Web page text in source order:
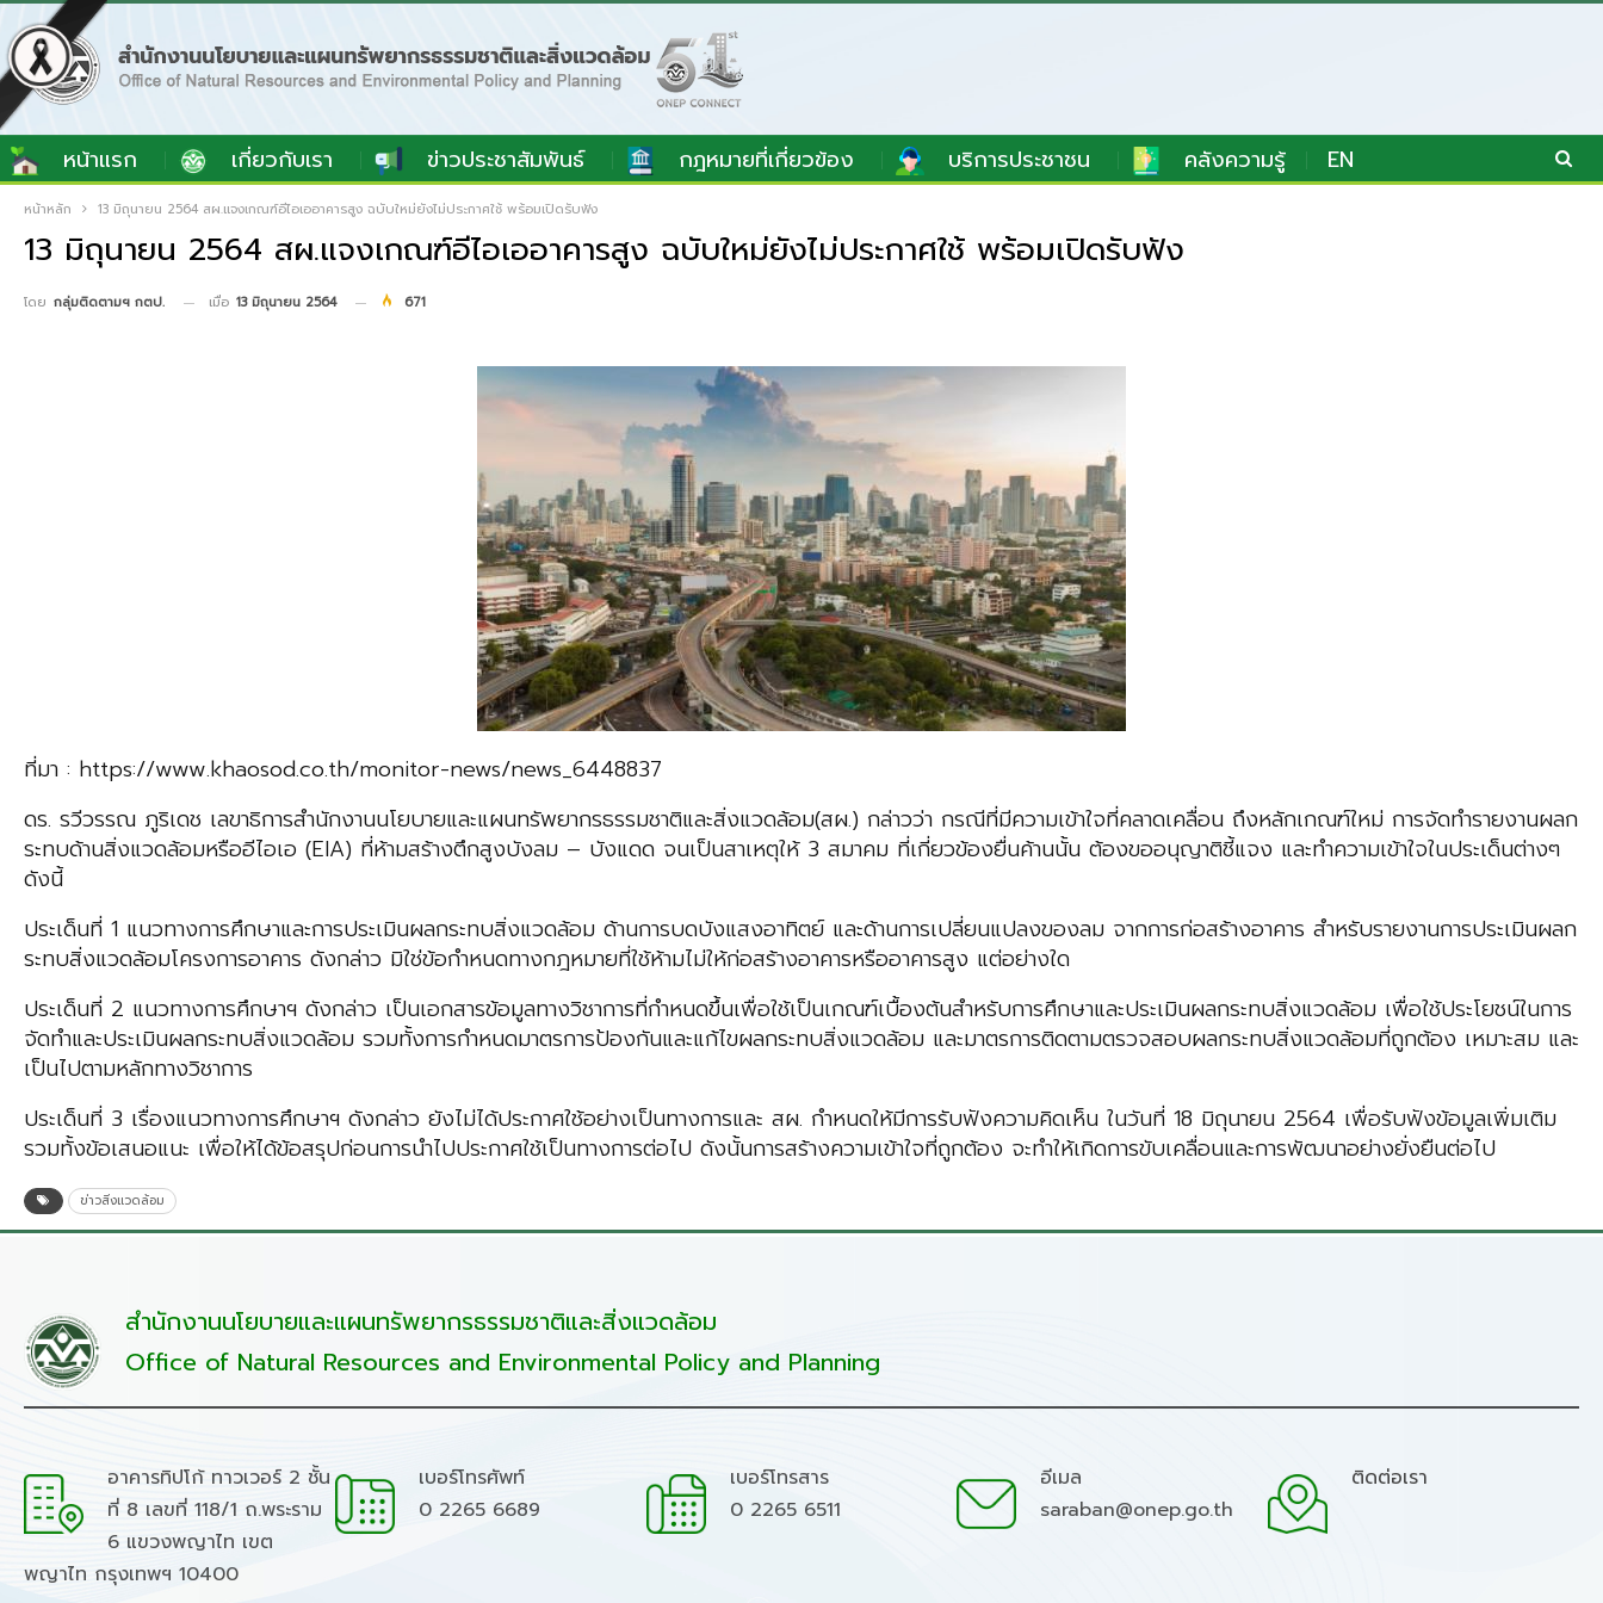
หน้าแรก เกี่ยวกับเรา ข่าวประชาสัมพันธ์ กฎหมายที่เกี่ยวข้อง บริการประชาชน คลังความรู้ EN
หน้าหลัก 13 มิถุนายน 2564 สผ.แจงเกณฑ์อีไอเออาคารสูง ฉบับใหม่ยังไม่ประกาศใช้ พร้อมเปิดรับฟัง
13 มิถุนายน 2564 สผ.แจงเกณฑ์อีไอเออาคารสูง ฉบับใหม่ยังไม่ประกาศใช้ พร้อมเปิดรับฟัง
โดย กลุ่มติดตามฯ กตป. เมื่อ 13 มิถุนายน 2564 671
ที่มา : https://www.khaosod.co.th/monitor-news/news_6448837
ดร. รวีวรรณ ภูริเดช เลขาธิการสำนักงานนโยบายและแผนทรัพยากรธรรมชาติและสิ่งแวดล้อม(สผ.) กล่าวว่า กรณีที่มีความเข้าใจที่คลาดเคลื่อน ถึงหลักเกณฑ์ใหม่ การจัดทำรายงานผลก
ระทบด้านสิ่งแวดล้อมหรืออีไอเอ (EIA) ที่ห้ามสร้างตึกสูงบังลม – บังแดด จนเป็นสาเหตุให้ 3 สมาคม ที่เกี่ยวข้องยื่นค้านนั้น ต้องขออนุญาติชี้แจง และทำความเข้าใจในประเด็นต่างๆ
ดังนี้
ประเด็นที่ 1 แนวทางการศึกษาและการประเมินผลกระทบสิ่งแวดล้อม ด้านการบดบังแสงอาทิตย์ และด้านการเปลี่ยนแปลงของลม จากการก่อสร้างอาคาร สำหรับรายงานการประเมินผลก
ระทบสิ่งแวดล้อมโครงการอาคาร ดังกล่าว มิใช่ข้อกำหนดทางกฎหมายที่ใช้ห้ามไม่ให้ก่อสร้างอาคารหรืออาคารสูง แต่อย่างใด
ประเด็นที่ 2 แนวทางการศึกษาฯ ดังกล่าว เป็นเอกสารข้อมูลทางวิชาการที่กำหนดขึ้นเพื่อใช้เป็นเกณฑ์เบื้องต้นสำหรับการศึกษาและประเมินผลกระทบสิ่งแวดล้อม เพื่อใช้ประโยชน์ในการ
จัดทำและประเมินผลกระทบสิ่งแวดล้อม รวมทั้งการกำหนดมาตรการป้องกันและแก้ไขผลกระทบสิ่งแวดล้อม และมาตรการติดตามตรวจสอบผลกระทบสิ่งแวดล้อมที่ถูกต้อง เหมาะสม และ
เป็นไปตามหลักทางวิชาการ
ประเด็นที่ 3 เรื่องแนวทางการศึกษาฯ ดังกล่าว ยังไม่ได้ประกาศใช้อย่างเป็นทางการและ สผ. กำหนดให้มีการรับฟังความคิดเห็น ในวันที่ 18 มิถุนายน 2564 เพื่อรับฟังข้อมูลเพิ่มเติม
รวมทั้งข้อเสนอแนะ เพื่อให้ได้ข้อสรุปก่อนการนำไปประกาศใช้เป็นทางการต่อไป ดังนั้นการสร้างความเข้าใจที่ถูกต้อง จะทำให้เกิดการขับเคลื่อนและการพัฒนาอย่างยั่งยืนต่อไป
ข่าวสิ่งแวดล้อม
สำนักงานนโยบายและแผนทรัพยากรธรรมชาติและสิ่งแวดล้อม
Office of Natural Resources and Environmental Policy and Planning
อาคารทิปโก้ ทาวเวอร์ 2 ชั้น
ที่ 8 เลขที่ 118/1 ถ.พระราม
6 แขวงพญาไท เขต
พญาไท กรุงเทพฯ 10400
เบอร์โทรศัพท์
0 2265 6689
เบอร์โทรสาร
0 2265 6511
อีเมล
saraban@onep.go.th
ติดต่อเรา